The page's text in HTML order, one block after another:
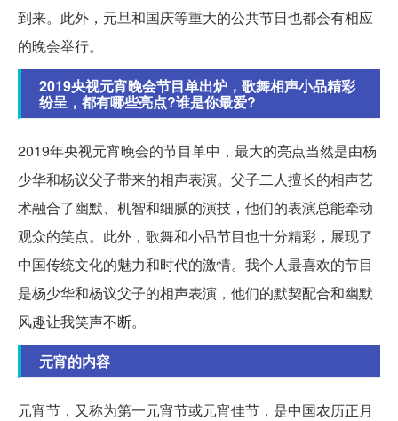
到来。此外，元旦和国庆等重大的公共节日也都会有相应
的晚会举行。
2019央视元宵晚会节目单出炉，歌舞相声小品精彩
纷呈，都有哪些亮点?谁是你最爱?
2019年央视元宵晚会的节目单中，最大的亮点当然是由杨
少华和杨议父子带来的相声表演。父子二人擅长的相声艺
术融合了幽默、机智和细腻的演技，他们的表演总能牵动
观众的笑点。此外，歌舞和小品节目也十分精彩，展现了
中国传统文化的魅力和时代的激情。我个人最喜欢的节目
是杨少华和杨议父子的相声表演，他们的默契配合和幽默
风趣让我笑声不断。
元宵的内容
元宵节，又称为第一元宵节或元宵佳节，是中国农历正月